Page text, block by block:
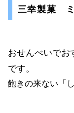
三幸製菓
おせんべいでお
です。
飽きの来ない「